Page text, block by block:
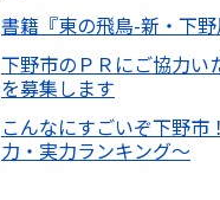
書籍『東の飛鳥-新・下
下野市のＰＲにご協力い
を募集します
こんなにすごいぞ下野市
力・実力ランキング～